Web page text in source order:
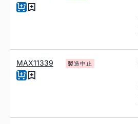
MAX11339 製造中止